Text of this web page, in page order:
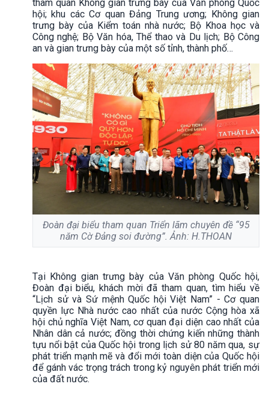
tham quan Không gian trưng bày của Văn phòng Quốc
hội; khu các Cơ quan Đảng Trung ương; Không gian
trưng bày của Kiểm toán nhà nước; Bộ Khoa học và
Công nghệ; Bộ Văn hóa, Thể thao và Du lịch; Bộ Công
an và gian trưng bày của một số tỉnh, thành phố…
Đoàn đại biểu tham quan Triển lãm chuyên đề “95
năm Cờ Đảng soi đường”. Ảnh: H.THOAN
Tại Không gian trưng bày của Văn phòng Quốc hội,
Đoàn đại biểu, khách mời đã tham quan, tìm hiểu về
“Lịch sử và Sứ mệnh Quốc hội Việt Nam” - Cơ quan
quyền lực Nhà nước cao nhất của nước Cộng hòa xã
hội chủ nghĩa Việt Nam, cơ quan đại diện cao nhất của
Nhân dân cả nước; đồng thời chứng kiến những thành
tựu nổi bật của Quốc hội trong lịch sử 80 năm qua, sự
phát triển mạnh mẽ và đổi mới toàn diện của Quốc hội
để gánh vác trọng trách trong kỷ nguyên phát triển mới
của đất nước.